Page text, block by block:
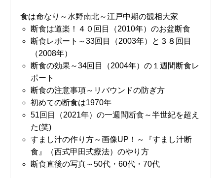
食は命なり～水野南北～江戸中期の観相大家
断食は道楽！４０回目（2010年）のお盆断食
断食レポート～33回目（2003年）と３８回目
（2008年）
断食の効果～34回目（2004年）の１週間断食レ
ポート
断食の注意事項～リバウンドの防ぎ方
初めての断食は1970年
51回目（2021年）の一週間断食～半世紀を超え
た(笑)
すまし汁の作り方～画像UP！～『すまし汁断
食』（西式甲田式療法）のやり方
断食直後の写真～50代・60代・70代